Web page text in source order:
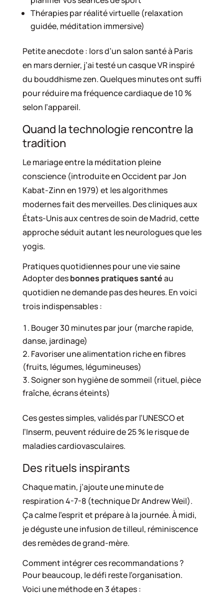
Thérapies par réalité virtuelle (relaxation
guidée, méditation immersive)
Petite anecdote : lors d’un salon santé à Paris
en mars dernier, j’ai testé un casque VR inspiré
du bouddhisme zen. Quelques minutes ont suffi
pour réduire ma fréquence cardiaque de 10 %
selon l’appareil.
Quand la technologie rencontre la
tradition
Le mariage entre la méditation pleine
conscience (introduite en Occident par Jon
Kabat-Zinn en 1979) et les algorithmes
modernes fait des merveilles. Des cliniques aux
États-Unis aux centres de soin de Madrid, cette
approche séduit autant les neurologues que les
yogis.
Pratiques quotidiennes pour une vie saine
Adopter desbonnes pratiques santéau
quotidien ne demande pas des heures. En voici
trois indispensables :
Bouger 30 minutes par jour (marche rapide,
danse, jardinage)
Favoriser une alimentation riche en fibres
(fruits, légumes, légumineuses)
Soigner son hygiène de sommeil (rituel, pièce
fraîche, écrans éteints)
Ces gestes simples, validés par l’UNESCO et
l’Inserm, peuvent réduire de 25 % le risque de
maladies cardiovasculaires.
Des rituels inspirants
Chaque matin, j’ajoute une minute de
respiration 4-7-8 (technique Dr Andrew Weil).
Ça calme l’esprit et prépare à la journée. À midi,
je déguste une infusion de tilleul, réminiscence
des remèdes de grand-mère.
Comment intégrer ces recommandations ?
Pour beaucoup, le défi reste l’organisation.
Voici une méthode en 3 étapes :